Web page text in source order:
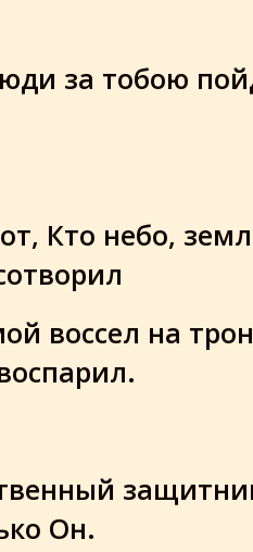
за тобою
Кто небо,
воссел на
Он.